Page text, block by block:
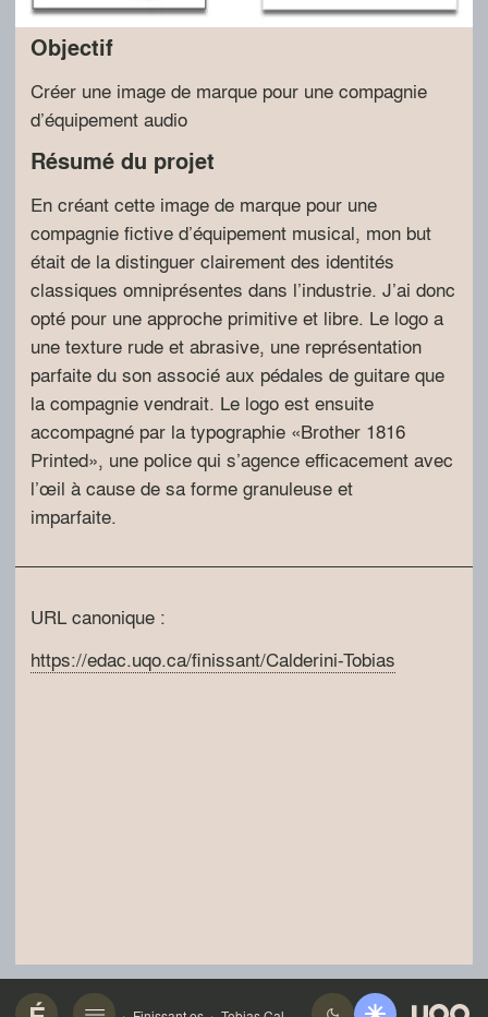
Objectif
Créer une image de marque pour une compagnie
d’équipement audio
Résumé du projet
En créant cette image de marque pour une
compagnie fictive d’équipement musical, mon but
était de la distinguer clairement des identités
classiques omniprésentes dans l’industrie. J’ai donc
opté pour une approche primitive et libre. Le logo a
une texture rude et abrasive, une représentation
parfaite du son associé aux pédales de guitare que
la compagnie vendrait. Le logo est ensuite
accompagné par la typographie «Brother 1816
Printed», une police qui s’agence efficacement avec
l’œil à cause de sa forme granuleuse et
imparfaite.
URL canonique :
https://edac.uqo.ca/finissant/Calderini-Tobias